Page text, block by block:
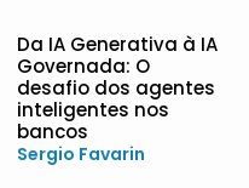
Da IA Generativa à IA
Governada: O
desafio dos agentes
inteligentes nos
bancos
Sergio Favarin